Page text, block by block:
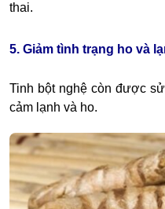
thai.
5. Giảm tình trạng ho và
Tinh bột nghệ còn được
cảm lạnh và ho.